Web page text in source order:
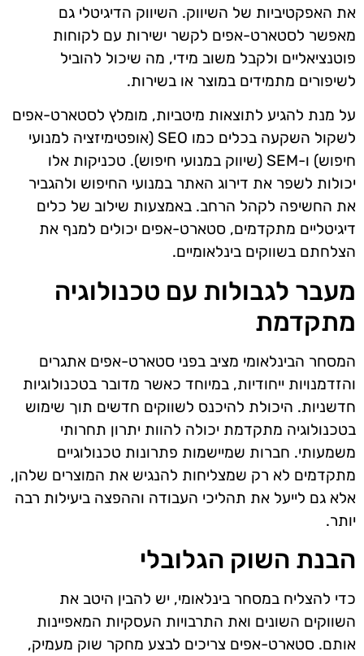
את האפקטיביות של השיווק. השיווק הדיגיטלי גם
מאפשר לסטארט-אפים לקשר ישירות עם לקוחות
פוטנציאליים ולקבל משוב מידי, מה שיכול להוביל
לשיפורים מתמידים במוצר או בשירות.
על מנת להגיע לתוצאות מיטביות, מומלץ לסטארט-אפים
לשקול השקעה בכלים כמו SEO (אופטימיזציה למנועי
חיפוש) ו-SEM (שיווק במנועי חיפוש). טכניקות אלו
יכולות לשפר את דירוג האתר במנועי החיפוש ולהגביר
את החשיפה לקהל הרחב. באמצעות שילוב של כלים
דיגיטליים מתקדמים, סטארט-אפים יכולים למנף את
הצלחתם בשווקים בינלאומיים.
מעבר לגבולות עם טכנולוגיה
מתקדמת
המסחר הבינלאומי מציב בפני סטארט-אפים אתגרים
והזדמנויות ייחודיות, במיוחד כאשר מדובר בטכנולוגיות
חדשניות. היכולת להיכנס לשווקים חדשים תוך שימוש
בטכנולוגיה מתקדמת יכולה להוות יתרון תחרותי
משמעותי. חברות שמיישמות פתרונות טכנולוגיים
מתקדמים לא רק שמצליחות להנגיש את המוצרים שלהן,
אלא גם לייעל את תהליכי העבודה וההפצה ביעילות רבה
יותר.
הבנת השוק הגלובלי
כדי להצליח במסחר בינלאומי, יש להבין היטב את
השווקים השונים ואת התרבויות העסקיות המאפיינות
אותם. סטארט-אפים צריכים לבצע מחקר שוק מעמיק,